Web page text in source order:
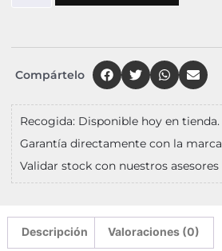
Compártelo
Recogida: Disponible hoy en tienda.
Garantía directamente con la marca
Validar stock con nuestros asesores
Descripción Valoraciones (0)